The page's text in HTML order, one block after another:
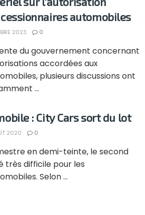
automobiles
2023 0
du gouvernement concernant
accordées aux
plusieurs discussions ont
...
: City Cars sort du lot
2020 0
en demi-teinte, le second
très difficile pour les
Selon ...